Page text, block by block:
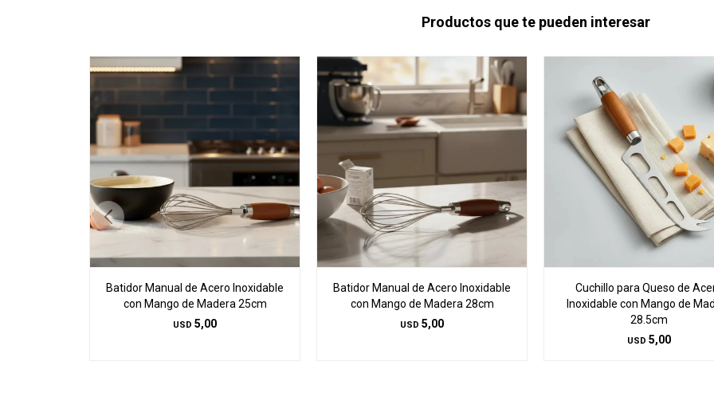
Productos que te pueden interesar
Batidor Manual de Acero Inoxidable
con Mango de Madera 25cm
USD 5,00
Batidor Manual de Acero Inoxidable
con Mango de Madera 28cm
USD 5,00
Cuchillo para Queso de
Inoxidable con Mango de
28.5cm
USD 5,00